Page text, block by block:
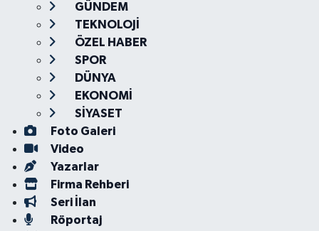
GÜNDEM
TEKNOLOJİ
ÖZEL HABER
SPOR
DÜNYA
EKONOMİ
SİYASET
Foto Galeri
Video
Yazarlar
Firma Rehberi
Seri İlan
Röportaj